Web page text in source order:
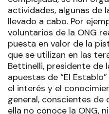
actividades, algunas de
llevado a cabo. Por
voluntarios de la ONG
puesta en valor de la
que se utilizan en las
Bettinelli, presidente de
apuestas de “El
el interés y el
general, conscientes de
ella no conoce la ONG,